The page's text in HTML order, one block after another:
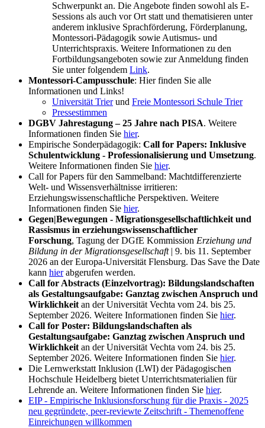
Schwerpunkt an. Die Angebote finden sowohl als E-
Sessions als auch vor Ort statt und thematisieren unter
anderem inklusive Sprachförderung, Förderplanung,
Montessori-Pädagogik sowie Autismus- und
Unterrichtspraxis. Weitere Informationen zu den
Fortbildungsangeboten sowie zur Anmeldung finden
Sie unter folgendem Link.
Montessori-Campusschule: Hier finden Sie alle
Informationen und Links!
Universität Trierund Freie Montessori Schule Trier
Pressestimmen
DGBV Jahrestagung – 25 Jahre nach PISA. Weitere
Informationen finden Sie hier.
Empirische Sonderpädagogik: Call for Papers: Inklusive
Schulentwicklung - Professionalisierung und Umsetzung.
Weitere Informationen finden Sie hier.
Call for Papers für den Sammelband: Machtdifferenzierte
Welt- und Wissensverhältnisse irritieren:
Erziehungswissenschaftliche Perspektiven. Weitere
Informationen finden Sie hier.
Gegen|Bewegungen - Migrationsgesellschaftlichkeit und
Rassismus in erziehungswissenschaftlicher
Forschung, Tagung der DGfE Kommission Erziehung und
Bildung in der Migrationsgesellschaft | 9. bis 11. September
2026 an der Europa-Universität Flensburg. Das Save the Date
kann hierabgerufen werden.
Call for Abstracts (Einzelvortrag): Bildungslandschaften
als Gestaltungsaufgabe: Ganztag zwischen Anspruch und
Wirklichkeit an der Universität Vechta vom 24. bis 25.
September 2026. Weitere Informationen finden Sie hier.
Call for Poster: Bildungslandschaften als
Gestaltungsaufgabe: Ganztag zwischen Anspruch und
Wirklichkeit an der Universität Vechta vom 24. bis 25.
September 2026. Weitere Informationen finden Sie hier.
Die Lernwerkstatt Inklusion (LWI) der Pädagogischen
Hochschule Heidelberg bietet Unterrichtsmaterialien für
Lehrende an. Weitere Informationen finden Sie hier.
EIP - Empirische Inklusionsforschung für die Praxis - 2025
neu gegründete, peer-reviewte Zeitschrift - Themenoffene
Einreichungen willkommen